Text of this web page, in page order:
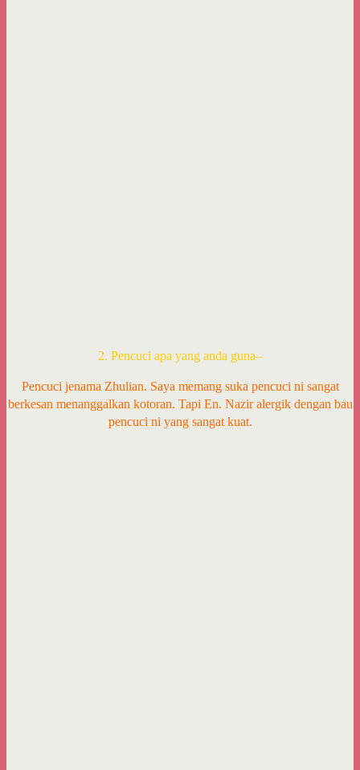
2. Pencuci apa yang anda guna–
Pencuci jenama Zhulian. Saya memang suka pencuci ni sangat
berkesan menanggalkan kotoran. Tapi En. Nazir alergik dengan bau
pencuci ni yang sangat kuat.